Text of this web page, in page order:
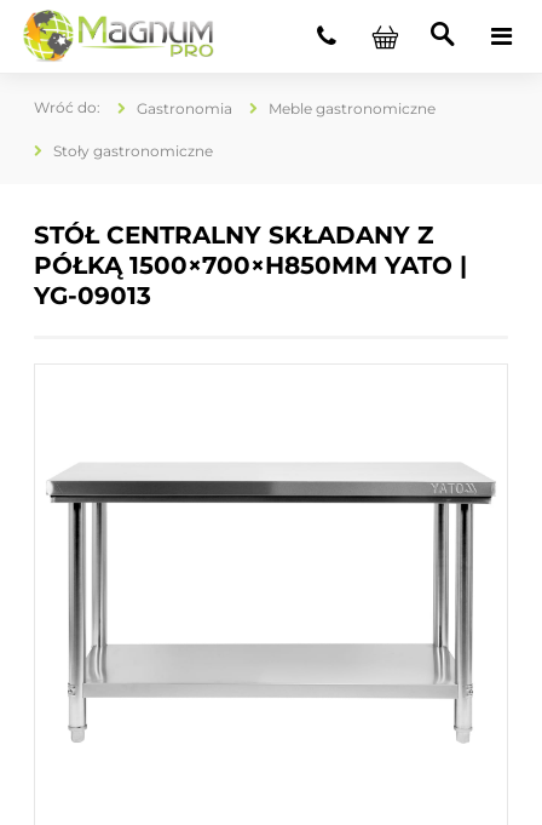
Gastronomia Meble gastronomiczne
Stoły gastronomiczne
STÓŁ CENTRALNY SKŁADANY Z
PÓŁKĄ 1500×700×H850MM YATO |
YG-09013